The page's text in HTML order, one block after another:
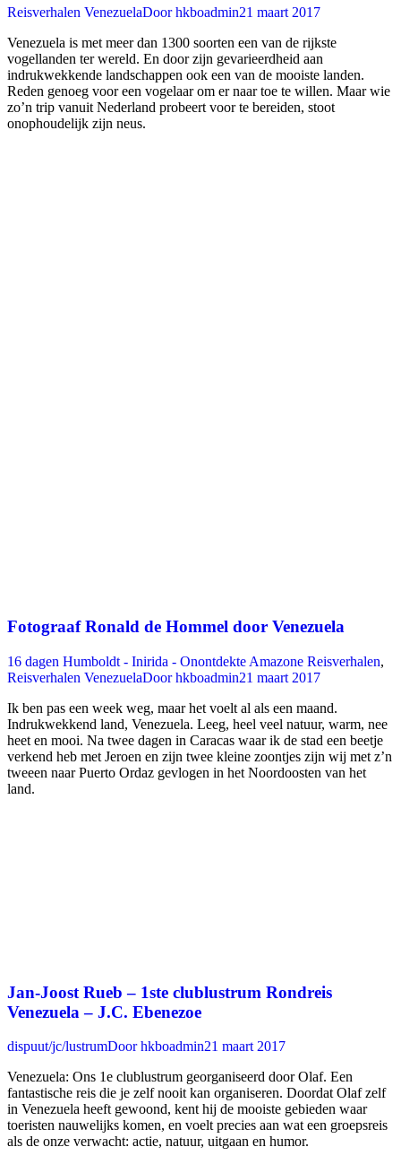
Reisverhalen VenezuelaDoorhkboadmin21 maart 2017
Venezuela is met meer dan 1300 soorten een van de rijkste
vogellanden ter wereld. En door zijn gevarieerdheid aan
indrukwekkende landschappen ook een van de mooiste landen.
Reden genoeg voor een vogelaar om er naar toe te willen. Maar wie
zo’n trip vanuit Nederland probeert voor te bereiden, stoot
onophoudelijk zijn neus.
Fotograaf Ronald de Hommel door Venezuela
16 dagen Humboldt - Inirida - Onontdekte Amazone Reisverhalen,
Reisverhalen VenezuelaDoorhkboadmin21 maart 2017
Ik ben pas een week weg, maar het voelt al als een maand.
Indrukwekkend land, Venezuela. Leeg, heel veel natuur, warm, nee
heet en mooi. Na twee dagen in Caracas waar ik de stad een beetje
verkend heb met Jeroen en zijn twee kleine zoontjes zijn wij met z’n
tweeen naar Puerto Ordaz gevlogen in het Noordoosten van het
land.
Jan-Joost Rueb – 1ste clublustrum Rondreis
Venezuela – J.C. Ebenezoe
dispuut/jc/lustrumDoorhkboadmin21 maart 2017
Venezuela: Ons 1e clublustrum georganiseerd door Olaf. Een
fantastische reis die je zelf nooit kan organiseren. Doordat Olaf zelf
in Venezuela heeft gewoond, kent hij de mooiste gebieden waar
toeristen nauwelijks komen, en voelt precies aan wat een groepsreis
als de onze verwacht: actie, natuur, uitgaan en humor.